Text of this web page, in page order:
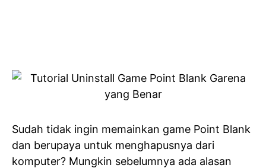
Sudah tidak ingin memainkan game Point Blank
dan berupaya untuk menghapusnya dari
komputer? Mungkin sebelumnya ada alasan